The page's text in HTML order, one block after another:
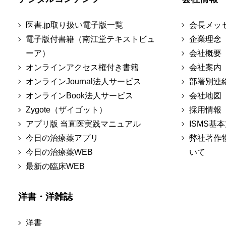
医書.jp取り扱い電子版一覧
電子版付書籍（南江堂テキストビュ
ーア）
オンラインアクセス権付き書籍
オンラインJournal法人サービス
オンラインBook法人サービス
Zygote（ザイゴット）
アプリ版 当直医実践マニュアル
今日の治療薬アプリ
今日の治療薬WEB
最新の臨床WEB
洋書・洋雑誌
洋書
会長メッ
企業理念
会社概要
会社案内
部署別連
会社地図
採用情報
ISMS基
弊社著作
いて